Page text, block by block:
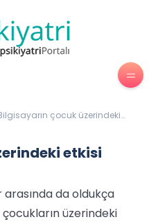
çocuk üzerindeki
etkisi
arasında da oldukça
çocukların üzerindeki